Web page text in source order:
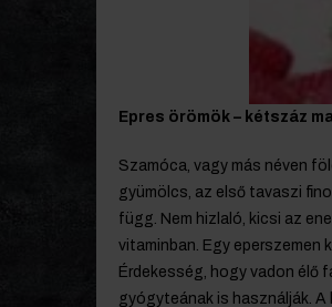
Epres örömök – kétszáz
Szamóca, vagy más néven
gyümölcs, az első tavaszi
függ. Nem hizlaló, kicsi az
vitaminban. Egy eperszemen
Érdekesség, hogy vadon élő
gyógyteának is használják.